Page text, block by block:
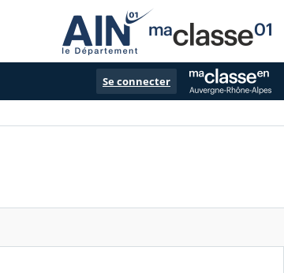
Se connecter